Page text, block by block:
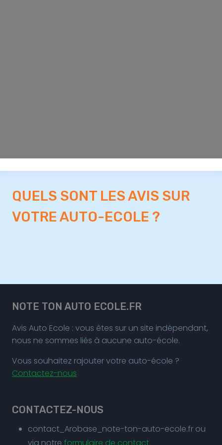
QUELS SONT LES AVIS SUR
VOTRE AUTO-ECOLE ?
NOTE TON AUTO ECOLE.FR
Avis Auto Ecole : vous êtes sur un site indépendant,
nous ne sommes liés à aucune auto-école.
Vous souhaitez rajouter votre auto-école ?
Contactez-nous
CONTACTEZ-NOUS
contact_Arobase_note-ton-auto-ecole.fr ou
via notre formulaire de contact